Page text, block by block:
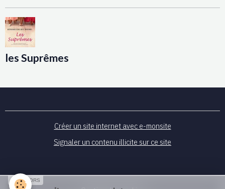
les Suprêmes
Créer un site internet avec e-monsite
Signaler un contenu illicite sur ce site
SPONSORS